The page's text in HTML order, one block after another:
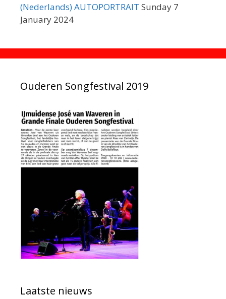
(Nederlands) AUTOPORTRAIT Sunday 7
January 2024
Ouderen Songfestival 2019
Laatste nieuws